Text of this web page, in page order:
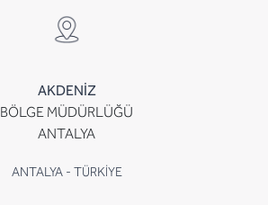
AKDENİZ
BÖLGE MÜDÜRLÜĞÜ
ANTALYA
ANTALYA - TÜRKİYE